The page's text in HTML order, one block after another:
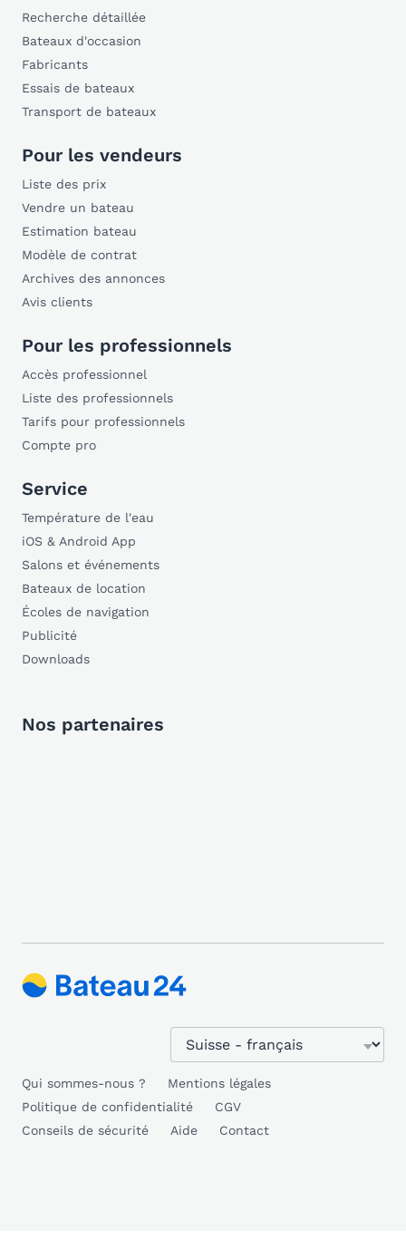
Recherche détaillée
Bateaux d'occasion
Fabricants
Essais de bateaux
Transport de bateaux
Pour les vendeurs
Liste des prix
Vendre un bateau
Estimation bateau
Modèle de contrat
Archives des annonces
Avis clients
Pour les professionnels
Accès professionnel
Liste des professionnels
Tarifs pour professionnels
Compte pro
Service
Température de l'eau
iOS & Android App
Salons et événements
Bateaux de location
Écoles de navigation
Publicité
Downloads
Nos partenaires
Qui sommes-nous ?
Mentions légales
Politique de confidentialité
CGV
Conseils de sécurité
Aide Contact